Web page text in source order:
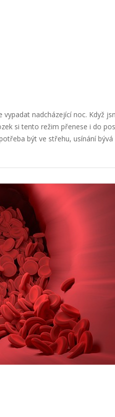
nadcházející noc. Když
si tento režim přenese i do
být ve střehu, usínání